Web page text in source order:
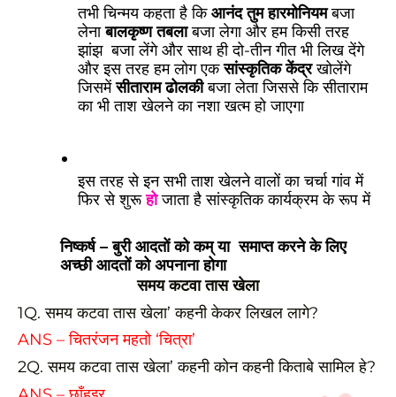
तभी चिन्मय कहता है कि आनंद तुम हारमोनियम बजा
लेना बालकृष्ण तबला बजा लेगा और हम किसी तरह
झांझ  बजा लेंगे और साथ ही दो-तीन गीत भी लिख देंगे
और इस तरह हम लोग एक सांस्कृतिक केंद्र खोलेंगे
जिसमें सीताराम ढोलकी बजा लेता जिससे कि सीताराम
का भी ताश खेलने का नशा खत्म हो जाएगा
इस तरह से इन सभी ताश खेलने वालों का चर्चा गांव में
फिर से शुरू हो जाता है सांस्कृतिक कार्यक्रम के रूप में
निष्कर्ष – बुरी आदतों को कम् या समाप्त करने के लिए
अच्छी आदतों को अपनाना होगा
समय कटवा तास खेला
1Q. समय कटवा तास खेला’ कहनी केकर लिखल लागे?
ANS – चितरंजन महतो ‘चित्रा’
2Q. समय कटवा तास खेला’ कहनी कोन कहनी किताबे सामिल हे?